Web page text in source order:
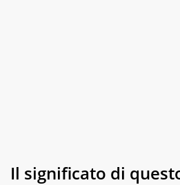
Il significato di